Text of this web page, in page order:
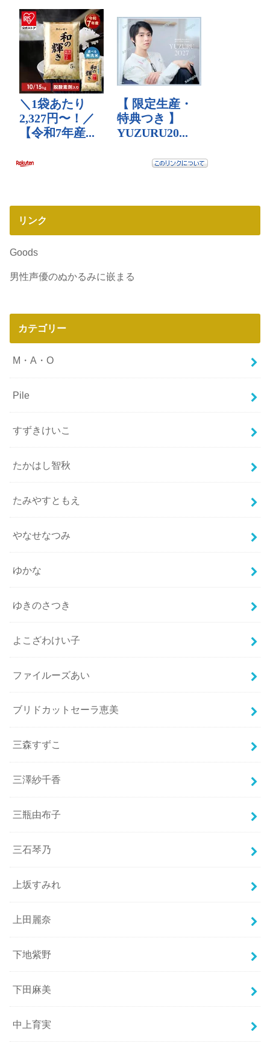
リンク
Goods
男性声優のぬかるみに嵌まる
カテゴリー
M・A・O
Pile
すずきけいこ
たかはし智秋
たみやすともえ
やなせなつみ
ゆかな
ゆきのさつき
よこざわけい子
ファイルーズあい
ブリドカットセーラ恵美
三森すずこ
三澤紗千香
三瓶由布子
三石琴乃
上坂すみれ
上田麗奈
下地紫野
下田麻美
中上育実